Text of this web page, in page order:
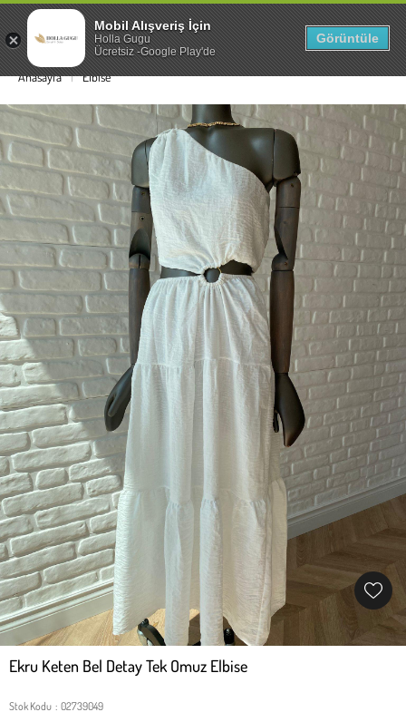
0
Anasayfa Elbise
Ekru Keten Bel Detay Tek Omuz Elbise
Stok Kodu 02739049
Mobil Alışveriş İçin
Holla Gugu
Ücretsiz -Google Play'de
Görüntüle